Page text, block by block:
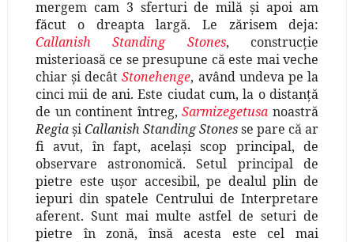
mergem cam 3 sferturi de milă şi apoi am
făcut o dreapta largă. Le zărisem deja:
Callanish Standing Stones, construcţie
misterioasă ce se presupune că este mai veche
chiar şi decâtStonehenge, având undeva pe la
cinci mii de ani. Este ciudat cum, la o distanţă
de un continent întreg,Sarmizegetusa noastră
RegiaşiCallanish Standing Stonesse pare că ar
fi avut, în fapt, acelaşi scop principal, de
observare astronomică. Setul principal de
pietre este uşor accesibil, pe dealul plin de
iepuri din spatele Centrului de Interpretare
aferent. Sunt mai multe astfel de seturi de
pietre în zonă, însă acesta este cel mai